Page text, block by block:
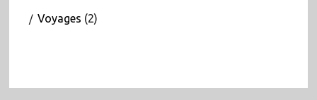
Voyages (2)